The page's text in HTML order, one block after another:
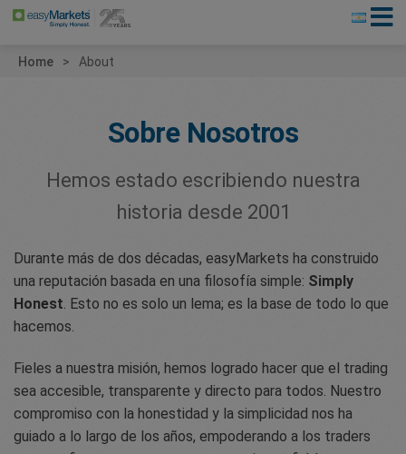
Home About
Sobre Nosotros
Hemos estado escribiendo nuestra
historia desde 2001
Durante más de dos décadas, easyMarkets ha construido
una reputación basada en una filosofía simple: Simply
Honest. Esto no es solo un lema; es la base de todo lo que
hacemos.
Fieles a nuestra misión, hemos logrado hacer que el trading
sea accesible, transparente y directo para todos. Nuestro
compromiso con la honestidad y la simplicidad nos ha
guiado a lo largo de los años, empoderando a los traders